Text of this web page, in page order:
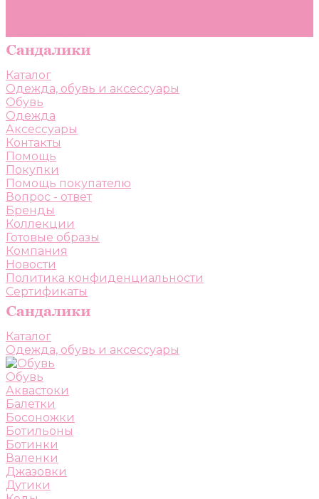
Каталог
Одежда, обувь и аксессуары
Обувь
Одежда
Аксессуары
Контакты
Помощь
Покупки
Помощь покупателю
Вопрос - ответ
Бренды
Коллекции
Готовые образы
Компания
Новости
Политика конфиденциальности
Сертификаты
Каталог
Одежда, обувь и аксессуары
Обувь
Аквастоки
Балетки
Босоножки
Ботильоны
Ботинки
Валенки
Джазовки
Дутики